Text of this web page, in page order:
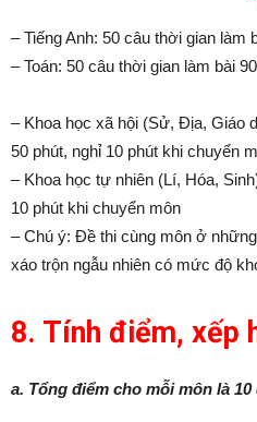
– Tiếng Anh: 50 câu thời gian làm
– Toán: 50 câu thời gian làm bài
– Khoa học xã hội (Sử, Địa, Giáo
50 phút, nghỉ 10 phút khi chuyển
– Khoa học tự nhiên (Lí, Hóa,
10 phút khi chuyển môn
– Chú ý: Đề thi cùng môn ở
xáo trộn ngẫu nhiên có mức độ
8. Tính điểm, xếp
a. Tổng điểm cho mỗi môn là